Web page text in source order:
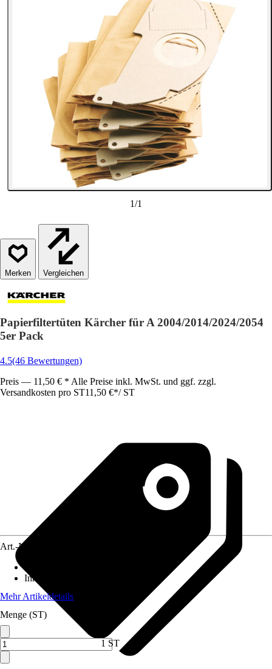
1/1
Vergleichen
Papierfiltertüten Kärcher für A 2004/2014/2024/2054
5er Pack
4.5(46 Bewertungen)
Preis — 11,50 € * Alle Preise inkl. MwSt. und ggf. zzgl.
Versandkosten pro ST11,50 €*/ ST
Art.-Nr.
Inhalt
Mehr Artikeldetails
Menge (ST)
1 ST